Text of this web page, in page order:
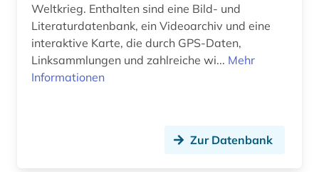
Weltkrieg. Enthalten sind eine Bild- und
Literaturdatenbank, ein Videoarchiv und eine
interaktive Karte, die durch GPS-Daten,
Linksammlungen und zahlreiche wi... Mehr
Informationen
Zur Datenbank